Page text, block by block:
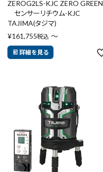
ZEROG2LS-KJC ZERO GREEN
センサーリチウム-KJC
TAJIMA(タジマ)
¥161,755税込 〜
詳細を見る